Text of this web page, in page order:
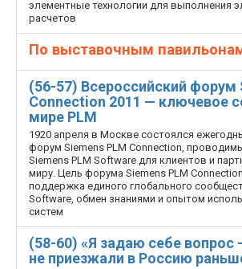
элементные технологии для выполнения
расчетов
По выставочным
(56-57) Всероссийский форум
Connection 2011 — ключевое
мире PLM
19­20 апреля в Москве состоялся
форум Siemens PLM Connection,
Siemens PLM Software для клиентов и
миру. Цель форума Siemens PLM
поддержка единого глобального
Software, обмен знаниями и опытом
систем
(58-60) «Я задаю себе
не приезжали в Россию